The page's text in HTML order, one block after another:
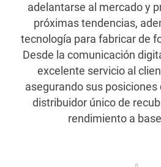
adelantarse al mercado y
próximas tendencias,
tecnología para fabricar de
Desde la comunicación
excelente servicio al
asegurando sus
distribuidor único de
rendimiento a